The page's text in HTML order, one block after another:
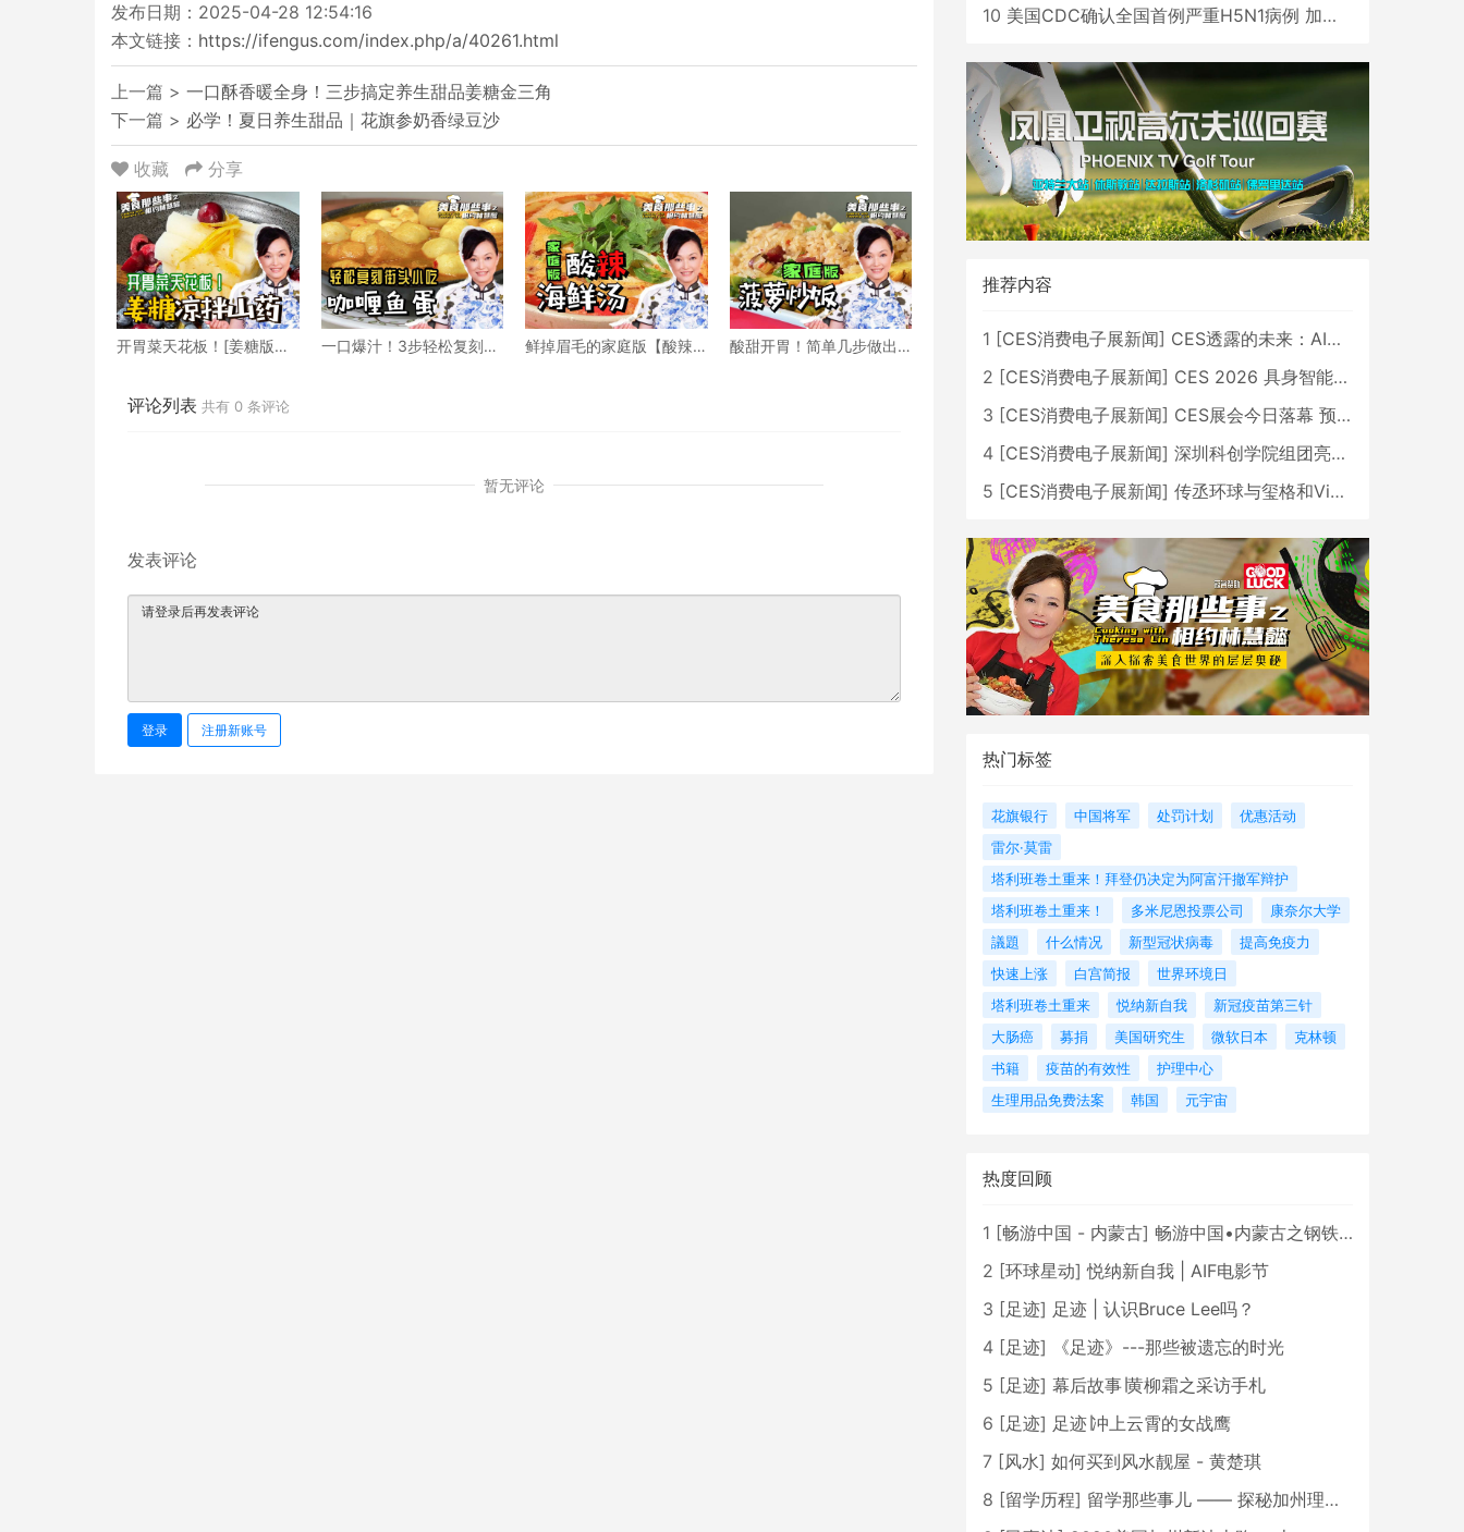
发布日期：2025-04-28 12:54:16
本文链接： https://ifengus.com/index.php/a/40261.html
上一篇 > 一口酥香暖全身！三步搞定养生甜品姜糖金三角
下一篇 > 必学！夏日养生甜品｜花旗参奶香绿豆沙
收藏 分享
开胃菜天花板！[姜糖版凉
一口爆汁！3步轻松复刻街
鲜掉眉毛的家庭版【酸辣
酸甜开胃！简单几步做出
评论列表 共有 0 条评论
暂无评论
发表评论
登录 注册新账号
10 美国CDC确认全国首例严重H5N1病例 加州进入紧急状态
推荐内容
1 [CES消费电子展新闻] CES透露的未来：AI、机器人与智能生活大爆发
2 [CES消费电子展新闻] CES 2026 具身智能与创新领域 中国公司大放异彩
3 [CES消费电子展新闻] CES展会今日落幕 预计2026行业收入将超五千亿美元
4 [CES消费电子展新闻] 深圳科创学院组团亮相CES 广受好评
5 [CES消费电子展新闻] 传丞环球与玺格和VibeLens共同推出全新耳机
热门标签
花旗银行 中国将军 处罚计划
优惠活动
雷尔·莫雷
塔利班卷土重来！拜登仍决定为阿富汗撤军辩护
塔利班卷土重来！
多米尼恩投票公司
康奈尔大学
議題
什么情况 新型冠状病毒
提高免疫力
快速上涨
白宫简报
世界环境日
塔利班卷土重来
悦纳新自我
新冠疫苗第三针
大肠癌
募捐 美国研究生 微软日本
克林顿
书籍
疫苗的有效性
护理中心
生理用品免费法案
韩国 元宇宙
热度回顾
1 [畅游中国 - 内蒙古] 畅游中国•内蒙古之钢铁骄子，魅力包头
2 [环球星动] 悦纳新自我 | AIF电影节
3 [足迹] 足迹 | 认识Bruce Lee吗？
4 [足迹]
《足迹》---那些被遗忘的时光
5 [足迹] 幕后故事∣黄柳霜之采访手札
6 [足迹] 足迹∣冲上云霄的女战鹰
7 [风水] 如何买到风水靓屋 - 黄楚琪
8 [留学历程] 留学那些事儿 —— 探秘加州理工学院Caltech博士生活 [上集]